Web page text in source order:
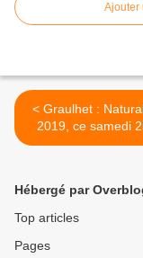
Ajouter
< Graulhet : Naturabeillou
2019, ce samedi
Hébergé par
Top articles
Pages